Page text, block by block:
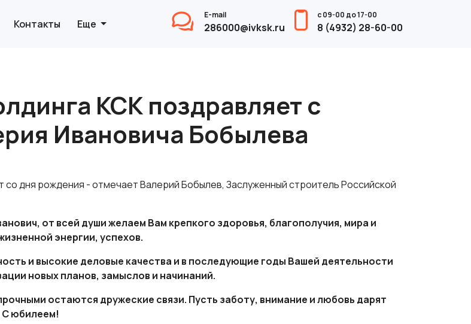
Контакты Еще
E-mail
286000@ivksk.ru
с 09-00 до 17-00
8 (4932) 28-60-00
КСК поздравляет с
Ивановича Бобылева
дня рождения - отмечает Валерий Бобылев, Заслуженный строитель Российской
от всей души желаем Вам крепкого здоровья, благополучия, мира и
энергии, успехов.
и высокие деловые качества и в последующие годы Вашей деятельности
новых планов, замыслов и начинаний.
остаются дружеские связи. Пусть заботу, внимание и любовь дарят
С юбилеем!